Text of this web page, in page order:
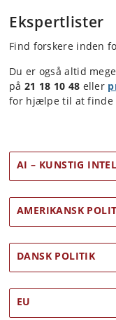
Ekspertlister
Find forskere inden
Du er også altid
på 21 18 10 48 eller
for hjælpe til at finde
AI – KUNSTIG
AMERIKANSK
DANSK POLITIK
EU